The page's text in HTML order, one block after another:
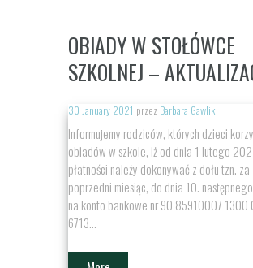
OBIADY W STOŁÓWCE
SZKOLNEJ –
30 January 2021 przez Barbara Gawlik
Informujemy rodziców, których dzieci
obiadów w szkole, iż od dnia 1 lutego
płatności należy dokonywać z dołu tzn. za
poprzedni miesiąc, do dnia 10.
na konto bankowe nr 90 85910007 1300
6713...